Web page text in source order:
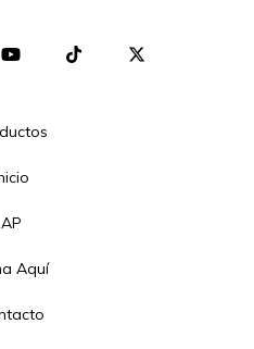
AP
Aquí